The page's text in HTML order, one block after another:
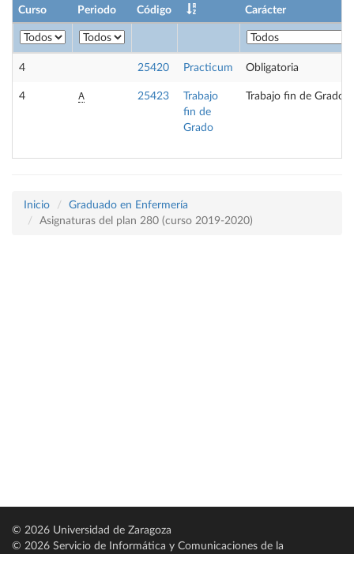
Curso Periodo Código
Carácter
4 25420 Practicum Obligatoria
4 A 25423
Trabajo
fin de
Grado
Trabajo fin de Grado
Inicio
Graduado en Enfermería
Asignaturas del plan 280 (curso 2019-2020)
© 2026 Universidad de Zaragoza
© 2026 Servicio de Informática y Comunicaciones de la